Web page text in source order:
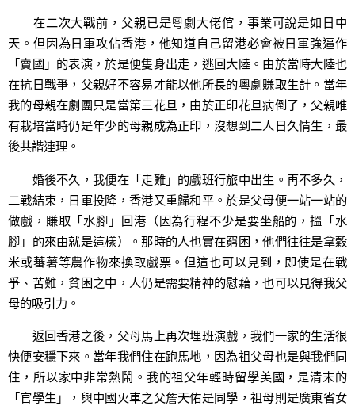
在二次大戰前，父親已是粵劇大佬倌，事業可說是如日中
天。但因為日軍攻佔香港，他知道自己留港必會被日軍強逼作
「賣國」的表演，於是便隻身出走，逃回大陸。由於當時大陸也
在抗日戰爭，父親好不容易才能以他所長的粵劇賺取生計。當年
我的母親在劇團只是當第三花旦，由於正印花旦病倒了，父親唯
有栽培當時仍是年少的母親成為正印，沒想到二人日久情生，最
後共諧連理。
婚後不久，我便在「走難」的戲班行旅中出生。再不多久，
二戰結束，日軍投降，香港又重歸和平。於是父母便一站一站的
做戲，賺取「水腳」回港（因為行程不少是要坐船的，搵「水
腳」的來由就是這樣）。那時的人也實在窮困，他們往往是拿穀
米或蕃薯等農作物來換取戲票。但這也可以見到，即使是在戰
爭、苦難，貧困之中，人仍是需要精神的慰藉，也可以見得我父
母的吸引力。
返回香港之後，父母馬上再次埋班演戲，我們一家的生活很
快便安穩下來。當年我們住在跑馬地，因為祖父母也是與我們同
住，所以家中非常熱鬧。我的祖父年輕時留學美國，是清末的
「官學生」，與中國火車之父詹天佑是同學，祖母則是廣東省女